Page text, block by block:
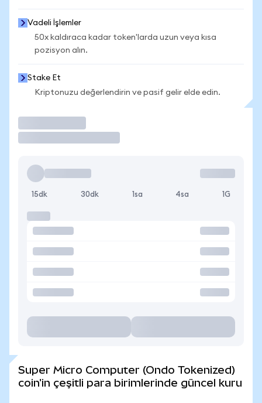
Vadeli İşlemler
50x kaldıraca kadar token'larda uzun veya kısa
pozisyon alın.
Stake Et
Kriptonuzu değerlendirin ve pasif gelir elde edin.
15dk 30dk 1sa 4sa 1G
Super Micro Computer (Ondo Tokenized)
coin'in çeşitli para birimlerinde güncel kuru